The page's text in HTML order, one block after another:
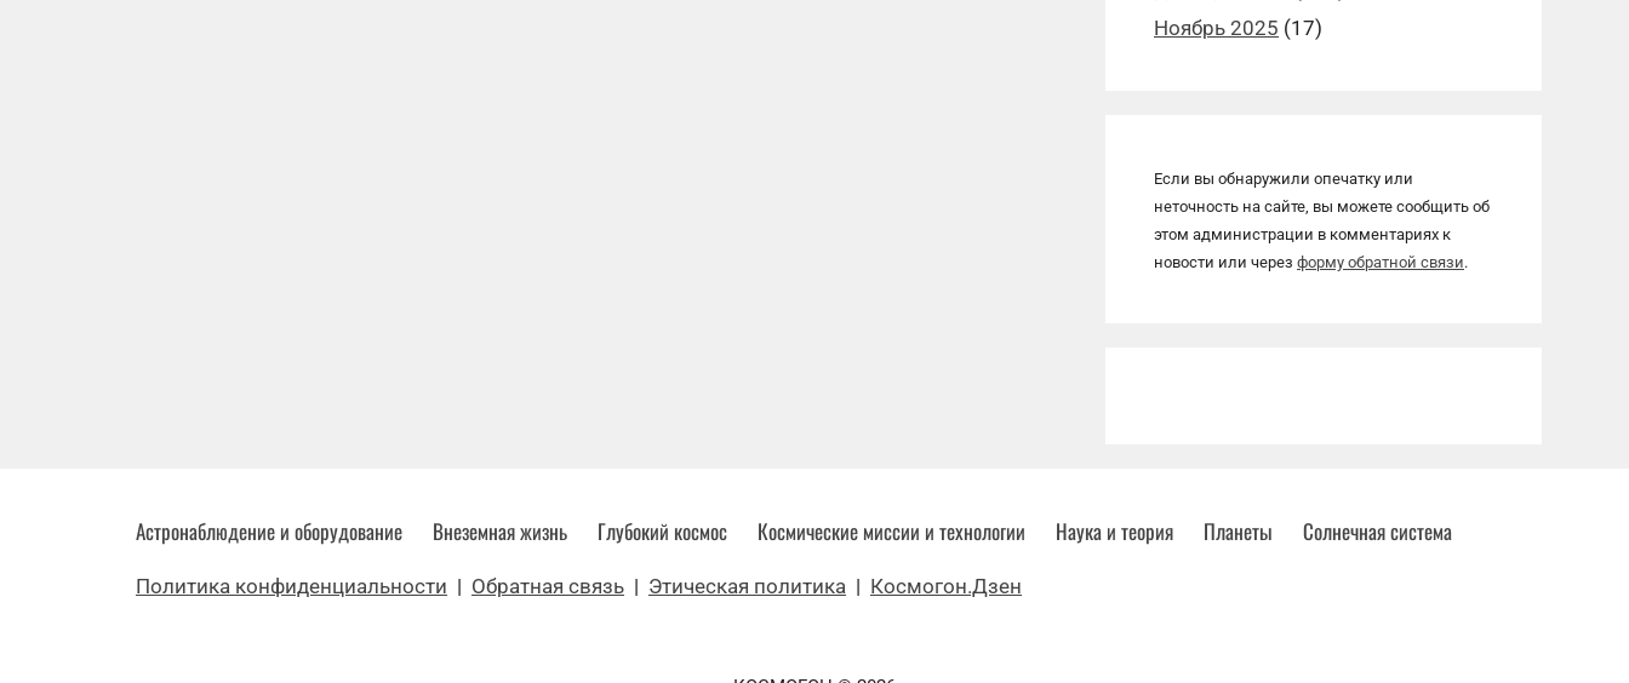
Ноябрь 2025 (17)
Если вы обнаружили опечатку или
неточность на сайте, вы можете сообщить об
этом администрации в комментариях к
новости или через форму обратной связи.
Астронаблюдение и оборудование Внеземная жизнь Глубокий космос Космические миссии и технологии Наука и теория Планеты Солнечная система
Политика конфиденциальности | Обратная связь | Этическая политика | Космогон.Дзен